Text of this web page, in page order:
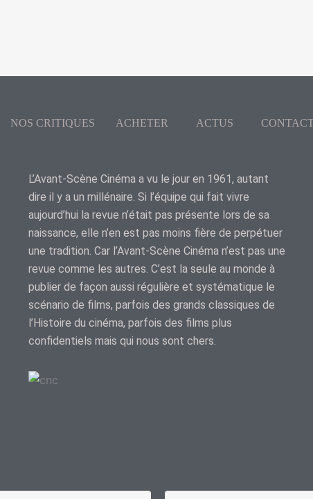
NOS CRITIQUES ACHETER ACTUS
L’Avant-Scène Cinéma a vu le jour en 1961, autant
dire il y a un millénaire. Si l’équipe qui fait vivre
aujourd’hui la revue n’était pas présente lors de sa
naissance, elle n’en est pas moins fière de perpétuer
une tradition. Car l’Avant-Scène Cinéma n’est pas une
revue comme les autres. C’est la seule au monde à
publier de façon aussi régulière et systématique le
scénario de films, parfois des grands classiques de
l’Histoire du cinéma, parfois des films plus
confidentiels mais qui nous sont chers.